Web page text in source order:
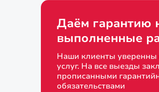
Даём гарантию
выполненные
Наши клиенты уверенны
услуг. На все выезды
прописанными
обязательствами